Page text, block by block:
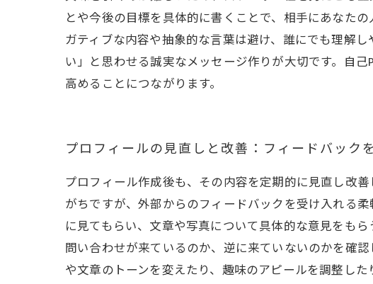
とや今後の目標を具体的に書くことで、相手にあなた
ガティブな内容や抽象的な言葉は避け、誰にでも理解
い」と思わせる誠実なメッセージ作りが大切です。自
高めることにつながります。
プロフィールの見直しと改善：フィードバック
プロフィール作成後も、その内容を定期的に見直し改
がちですが、外部からのフィードバックを受け入れる
に見てもらい、文章や写真について具体的な意見をも
問い合わせが来ているのか、逆に来ていないのかを確
や文章のトーンを変えたり、趣味のアピールを調整し